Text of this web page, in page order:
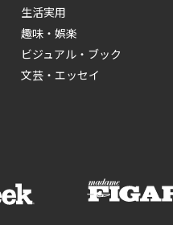
生活実用
趣味・娯楽
ビジュアル・ブック
文芸・エッセイ